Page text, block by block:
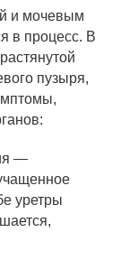
и мочевым
в процесс. В
пузыря,
—
уретры